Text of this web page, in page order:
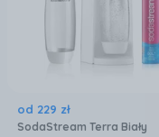
od 229 zł
SodaStream Terra Biały